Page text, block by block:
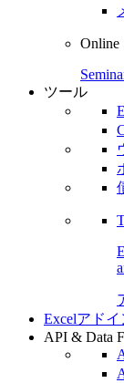
Online
ツール
Excelアドイ
API & Data